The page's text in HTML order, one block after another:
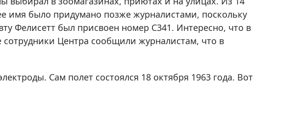
постеры, литература
питания, карты памяти
среды
Термометры кулинарные (термощупы)
Видеоэндоскопы
Нивелиры оптические
имя было придумано позже журналистами, поскольку
Фелисетт был присвоен номер С341. Интересно, что в
Центра сообщили журналистам, что в
Сам полет состоялся 18 октября 1963 года. Вот